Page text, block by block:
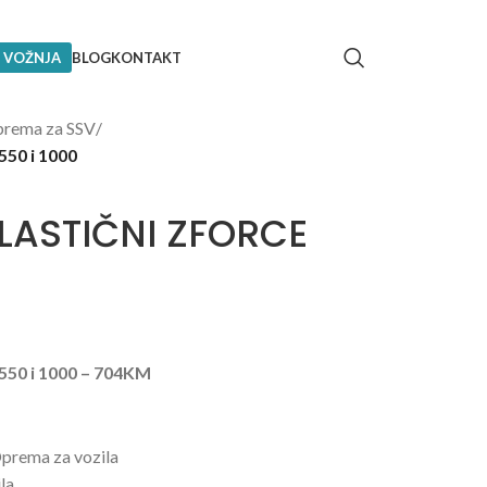
VOŽNJA BLOGKONTAKT
za SSV/
i 1000
ZFORCE
i 1000 – 704KM
za vozila